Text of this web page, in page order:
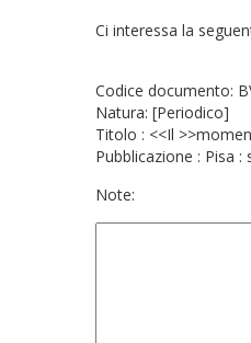
Ci interessa la
Codice documento:
Natura: [Periodico]
Titolo : <<Il
Pubblicazione : Pisa :
Note: